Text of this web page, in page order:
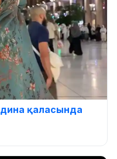
қаласында